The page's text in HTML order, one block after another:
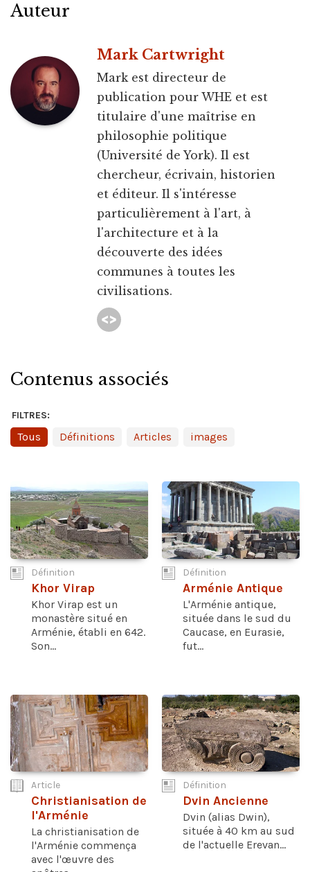
Auteur
Mark Cartwright
Mark est directeur de
publication pour WHE et est
titulaire d'une maîtrise en
philosophie politique
(Université de York). Il est
chercheur, écrivain, historien
et éditeur. Il s'intéresse
particulièrement à l'art, à
l'architecture et à la
découverte des idées
communes à toutes les
civilisations.
Contenus associés
FILTRES:
Tous Définitions Articles images
Définition
Khor Virap
Khor Virap est un
monastère situé en
Arménie, établi en 642.
Son...
Définition
Arménie Antique
L'Arménie antique,
située dans le sud du
Caucase, en Eurasie,
fut...
Article
Christianisation de
l'Arménie
La christianisation de
l'Arménie commença
avec l'œuvre des
Définition
Dvin Ancienne
Dvin (alias Dwin),
située à 40 km au sud
de l'actuelle Erevan...